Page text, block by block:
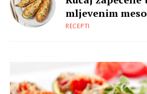
mljevenim
RECEPTI